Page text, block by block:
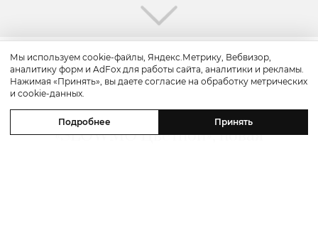
Красота
Бьюти-уикенд: летнее предложение
«SLOWMO Цветной», новая
Мы используем cookie-файлы, Яндекс.Метрику, Вебвизор,
аналитику форм и AdFox для работы сайта, аналитики и рекламы.
Нажимая «Принять», вы даете согласие на обработку метрических
и cookie-данных.
Подробнее Принять